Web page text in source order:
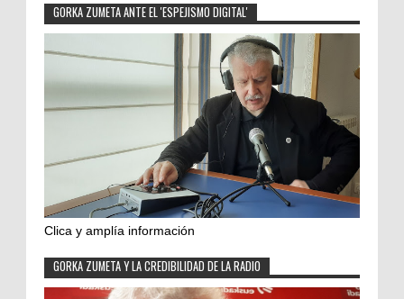
GORKA ZUMETA ANTE EL 'ESPEJISMO DIGITAL'
Clica y amplía información
GORKA ZUMETA Y LA CREDIBILIDAD DE LA RADIO